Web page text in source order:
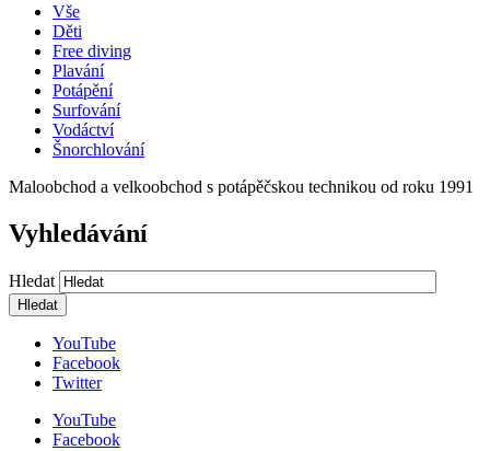
Vše
Děti
Free diving
Plavání
Potápění
Surfování
Vodáctví
Šnorchlování
Maloobchod a velkoobchod s potápěčskou technikou od roku 1991
Vyhledávání
Hledat
YouTube
Facebook
Twitter
YouTube
Facebook